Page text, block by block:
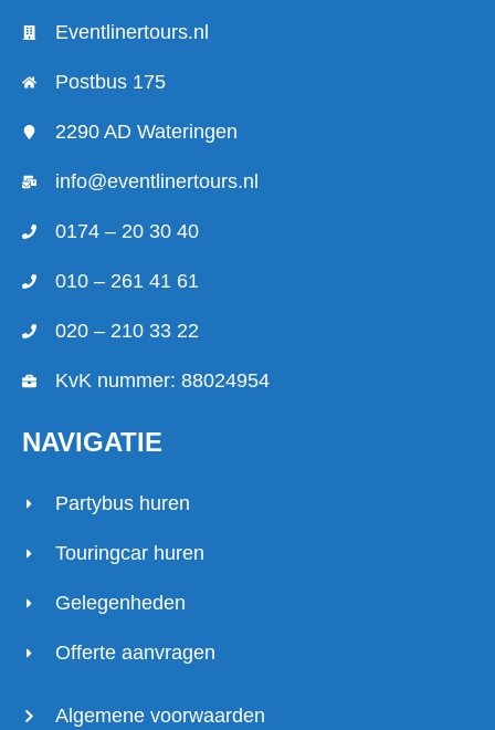
Eventlinertours.nl
Postbus 175
2290 AD Wateringen
info@eventlinertours.nl
0174 – 20 30 40
010 – 261 41 61
020 – 210 33 22
KvK nummer: 88024954
NAVIGATIE
Partybus huren
Touringcar huren
Gelegenheden
Offerte aanvragen
Algemene voorwaarden